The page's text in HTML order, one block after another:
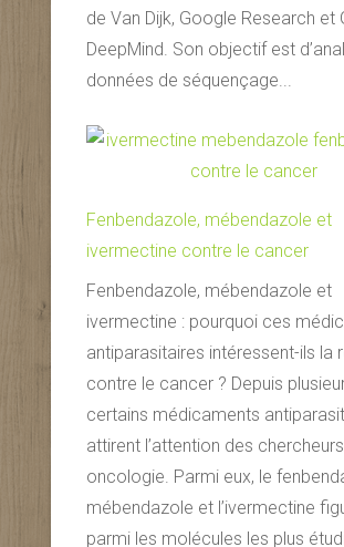
de Van Dijk, Google Research et
DeepMind. Son objectif est
données de séquençage...
Fenbendazole, mébendazole et
ivermectine contre le cancer
Fenbendazole, mébendazole et
ivermectine : pourquoi ces
antiparasitaires intéressent-ils la
contre le cancer ? Depuis
certains médicaments
attirent l’attention des
oncologie. Parmi eux, le
mébendazole et l’ivermectine
parmi les molécules les plus